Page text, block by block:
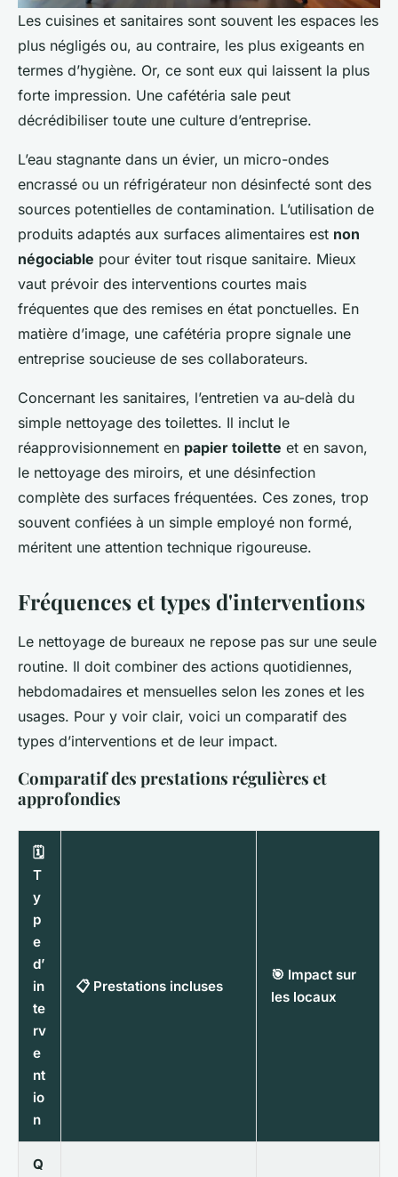
Les cuisines et sanitaires sont souvent les espaces les
plus négligés ou, au contraire, les plus exigeants en
termes d’hygiène. Or, ce sont eux qui laissent la plus
forte impression. Une cafétéria sale peut
décrédibiliser toute une culture d’entreprise.
L’eau stagnante dans un évier, un micro-ondes
encrassé ou un réfrigérateur non désinfecté sont des
sources potentielles de contamination. L’utilisation de
produits adaptés aux surfaces alimentaires est non
négociable pour éviter tout risque sanitaire. Mieux
vaut prévoir des interventions courtes mais
fréquentes que des remises en état ponctuelles. En
matière d’image, une cafétéria propre signale une
entreprise soucieuse de ses collaborateurs.
Concernant les sanitaires, l’entretien va au-delà du
simple nettoyage des toilettes. Il inclut le
réapprovisionnement en papier toilette et en savon,
le nettoyage des miroirs, et une désinfection
complète des surfaces fréquentées. Ces zones, trop
souvent confiées à un simple employé non formé,
méritent une attention technique rigoureuse.
Fréquences et types d'interventions
Le nettoyage de bureaux ne repose pas sur une seule
routine. Il doit combiner des actions quotidiennes,
hebdomadaires et mensuelles selon les zones et les
usages. Pour y voir clair, voici un comparatif des
types d’interventions et de leur impact.
Comparatif des prestations régulières et
approfondies
🗓️
T
y
p
e
d’
in
te
rv
e
nt
io
n
📋 Prestations incluses
🎯 Impact sur
les locaux
Q